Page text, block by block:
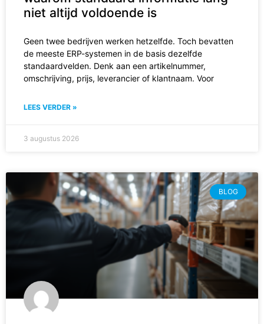
niet altijd voldoende is
Geen twee bedrijven werken hetzelfde. Toch bevatten
de meeste ERP-systemen in de basis dezelfde
standaardvelden. Denk aan een artikelnummer,
omschrijving, prijs, leverancier of klantnaam. Voor
LEES VERDER »
3 augustus 2026
BLOG